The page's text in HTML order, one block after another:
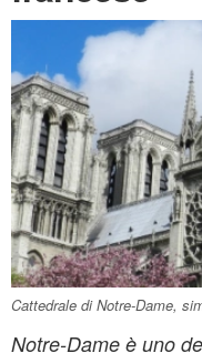
Cattedrale di Notre-Dame,
Notre-Dame è uno